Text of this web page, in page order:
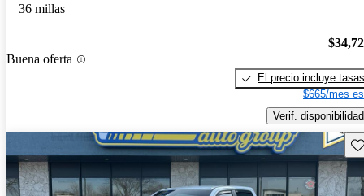
36 millas
Buena oferta
El precio incluye tasas
$665/mes
Verif. disponibilidad